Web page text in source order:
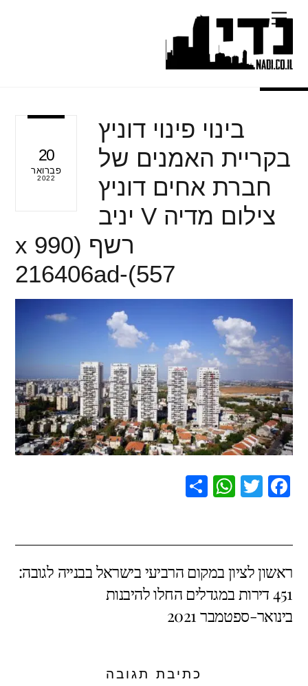
content
Menu
20
פברואר
2022
בינוי פינוי דוניץ
בקריית האמנים של
חברת אחים דוניץ
צילום מדיה V יניב
רשף (990 x
557)-216406ad
F
e
b
o
o
T
er
W
s
A
p
p
e
ראשון לציון במקום הרביעי בישראל בבנייה לגובה:
451 דירות במגדלים החלו להיבנות
בינואר-ספטמבר 2021
כתיבת תגובה